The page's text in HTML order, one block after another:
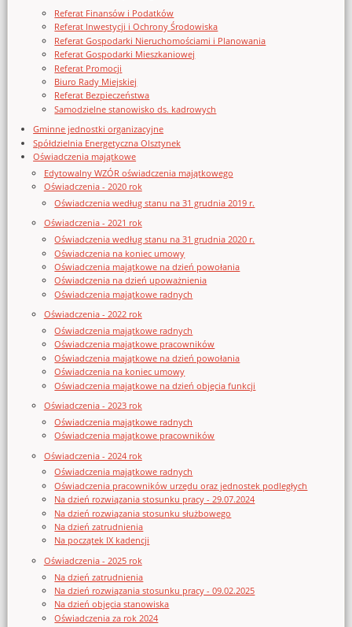
Referat Finansów i Podatków
Referat Inwestycji i Ochrony Środowiska
Referat Gospodarki Nieruchomościami i Planowania
Referat Gospodarki Mieszkaniowej
Referat Promocji
Biuro Rady Miejskiej
Referat Bezpieczeństwa
Samodzielne stanowisko ds. kadrowych
Gminne jednostki organizacyjne
Spółdzielnia Energetyczna Olsztynek
Oświadczenia majątkowe
Edytowalny WZÓR oświadczenia majątkowego
Oświadczenia - 2020 rok
Oświadczenia według stanu na 31 grudnia 2019 r.
Oświadczenia - 2021 rok
Oświadczenia według stanu na 31 grudnia 2020 r.
Oświadczenia na koniec umowy
Oświadczenia majątkowe na dzień powołania
Oświadczenia na dzień upoważnienia
Oświadczenia majątkowe radnych
Oświadczenia - 2022 rok
Oświadczenia majątkowe radnych
Oświadczenia majątkowe pracowników
Oświadczenia majątkowe na dzień powołania
Oświadczenia na koniec umowy
Oświadczenia majątkowe na dzień objęcia funkcji
Oświadczenia - 2023 rok
Oświadczenia majątkowe radnych
Oświadczenia majątkowe pracowników
Oświadczenia - 2024 rok
Oświadczenia majątkowe radnych
Oświadczenia pracowników urzędu oraz jednostek podległych
Na dzień rozwiązania stosunku pracy - 29.07.2024
Na dzień rozwiązania stosunku służbowego
Na dzień zatrudnienia
Na początek IX kadencji
Oświadczenia - 2025 rok
Na dzień zatrudnienia
Na dzień rozwiązania stosunku pracy - 09.02.2025
Na dzień objęcia stanowiska
Oświadczenia za rok 2024